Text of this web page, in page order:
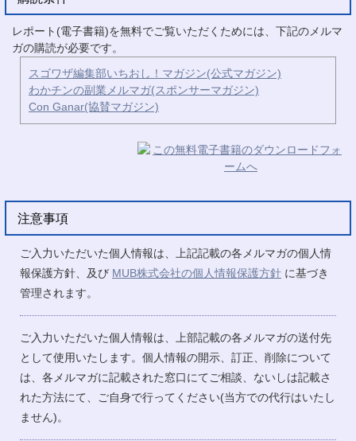
レポート(電子書籍)を無料でご覧いただくためには、下記のメルマ
ガの購読が必要です。
スゴワザ編集部いちおし！マガジン(公式マガジン)
わかチンの副業メルマガ(スポンサーマガジン)
Con Ganar(協賛マガジン)
注意事項
ご入力いただいた個人情報は、上記記載の各メルマガの個人情
報保護方針、及び MUB株式会社の個人情報保護方針 に基づき
管理されます。
ご入力いただいた個人情報は、上部記載の各メルマガの送付先
として使用いたします。個人情報の開示、訂正、削除について
は、各メルマガに記載された窓口にてご相談、ないしは記載さ
れた方法にて、ご自身で行ってください(当方での代行はいたし
ません)。